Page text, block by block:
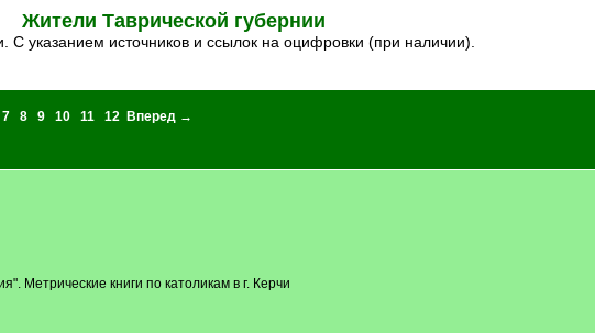
Жители Таврической губернии
С указанием источников и ссылок на оцифровки (при наличии).
7 8 9 10 11 12
Вперед →
Метрические книги по католикам в г. Керчи